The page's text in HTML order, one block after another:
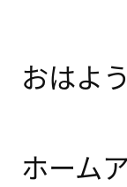
おはよ
ホーム